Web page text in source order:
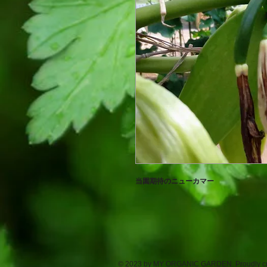
当園期待のニューカマー
© 2023 by MY ORGANIC GARDEN. Proudly